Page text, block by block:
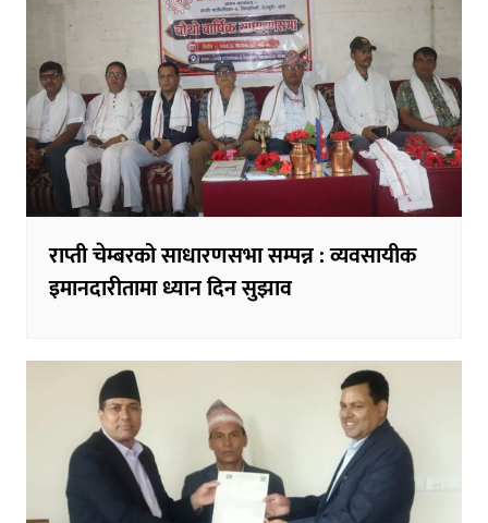
राप्ती चेम्बरको साधारणसभा सम्पन्न : व्यवसायीक
इमानदारीतामा ध्यान दिन सुझाव